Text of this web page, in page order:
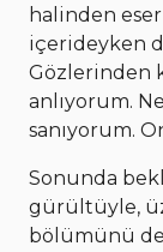
halinden eser
içerideyken
Gözlerinden
anlıyorum.
sanıyorum.
Sonunda
gürültüyle,
bölümünü de